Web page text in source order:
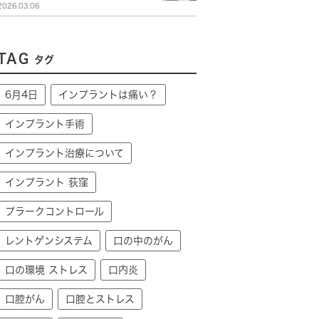
タグ
6月4日 インプラントは痛い？
インプラント手術
インプラント治療について
インプラント 荻窪
プラークコントロール
レントゲンシステム 口の中のがん
口の環境 ストレス 口内炎
口腔がん 口腔とストレス